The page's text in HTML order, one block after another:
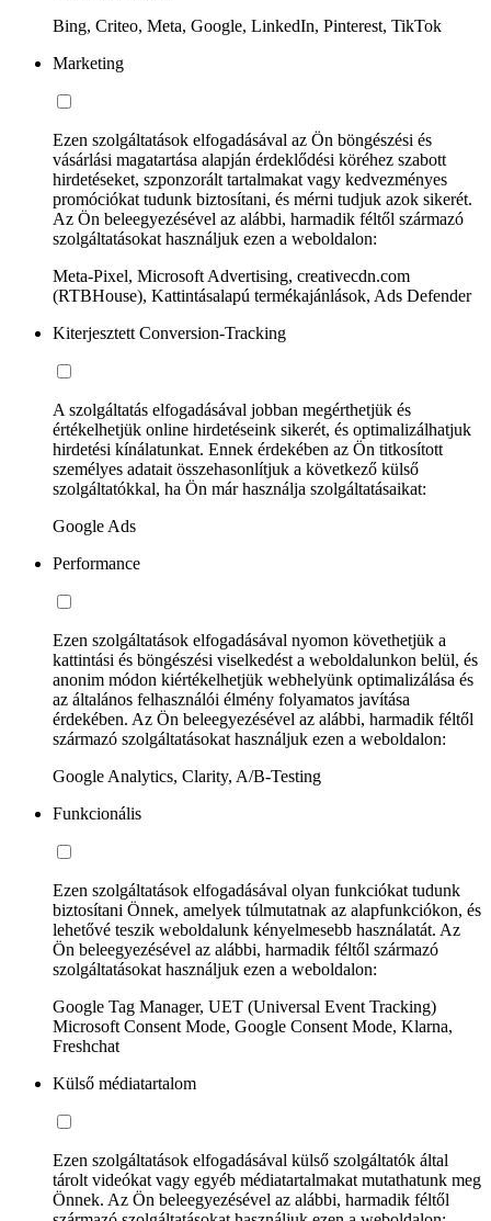
Bing, Criteo, Meta, Google, LinkedIn, Pinterest, TikTok
Marketing
Ezen szolgáltatások elfogadásával az Ön böngészési és
vásárlási magatartása alapján érdeklődési köréhez szabott
hirdetéseket, szponzorált tartalmakat vagy kedvezményes
promóciókat tudunk biztosítani, és mérni tudjuk azok sikerét.
Az Ön beleegyezésével az alábbi, harmadik féltől származó
szolgáltatásokat használjuk ezen a weboldalon:
Meta-Pixel, Microsoft Advertising, creativecdn.com
(RTBHouse), Kattintásalapú termékajánlások, Ads Defender
Kiterjesztett Conversion-Tracking
A szolgáltatás elfogadásával jobban megérthetjük és
értékelhetjük online hirdetéseink sikerét, és optimalizálhatjuk
hirdetési kínálatunkat. Ennek érdekében az Ön titkosított
személyes adatait összehasonlítjuk a következő külső
szolgáltatókkal, ha Ön már használja szolgáltatásaikat:
Google Ads
Performance
Ezen szolgáltatások elfogadásával nyomon követhetjük a
kattintási és böngészési viselkedést a weboldalunkon belül, és
anonim módon kiértékelhetjük webhelyünk optimalizálása és
az általános felhasználói élmény folyamatos javítása
érdekében. Az Ön beleegyezésével az alábbi, harmadik féltől
származó szolgáltatásokat használjuk ezen a weboldalon:
Google Analytics, Clarity, A/B-Testing
Funkcionális
Ezen szolgáltatások elfogadásával olyan funkciókat tudunk
biztosítani Önnek, amelyek túlmutatnak az alapfunkciókon, és
lehetővé teszik weboldalunk kényelmesebb használatát. Az
Ön beleegyezésével az alábbi, harmadik féltől származó
szolgáltatásokat használjuk ezen a weboldalon:
Google Tag Manager, UET (Universal Event Tracking)
Microsoft Consent Mode, Google Consent Mode, Klarna,
Freshchat
Külső médiatartalom
Ezen szolgáltatások elfogadásával külső szolgáltatók által
tárolt videókat vagy egyéb médiatartalmakat mutathatunk meg
Önnek. Az Ön beleegyezésével az alábbi, harmadik féltől